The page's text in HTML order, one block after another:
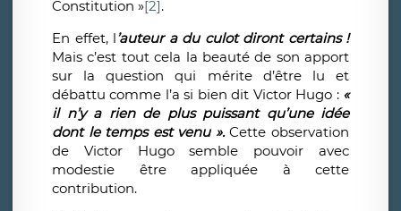
Constitution »[2].
En effet, l’auteur a du culot diront certains !
Mais c’est tout cela la beauté de son apport
sur la question qui mérite d’être lu et
débattu comme l’a si bien dit Victor Hugo : «
il n’y a rien de plus puissant qu’une idée
dont le temps est venu ». Cette observation
de Victor Hugo semble pouvoir avec
modestie être appliquée à cette
contribution.